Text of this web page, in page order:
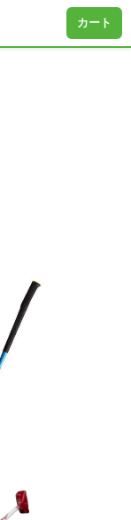
カート